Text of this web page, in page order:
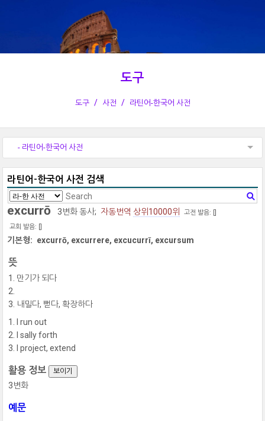
도구
도구 사전 라틴어-한국어 사전
- 라틴어-한국어 사전
라틴어-한국어 사전 검색
excurrō 3변화 동사; 자동번역 상위10000위 고전 발음: []
교회 발음: []
기본형: excurrō, excurrere, excucurrī, excursum
뜻
만기가 되다
내밀다, 뻗다, 확장하다
I run out
I sally forth
I project, extend
활용 정보 보이기
3변화
예문